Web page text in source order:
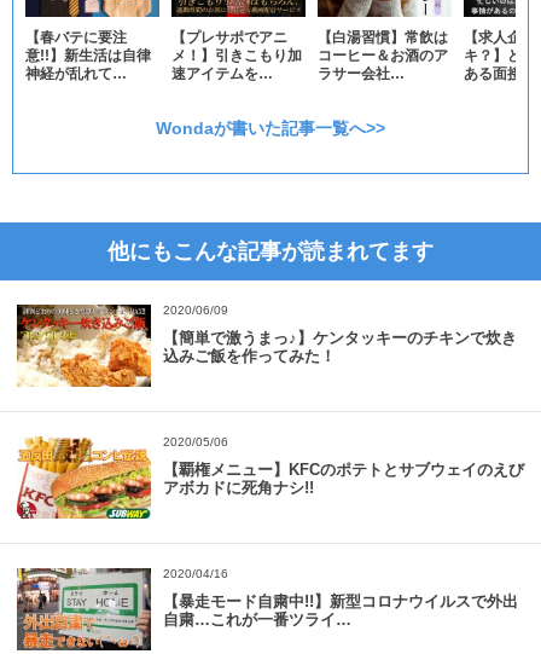
【春バテに要注
意!!】新生活は自律
神経が乱れて…
【プレサポでアニ
メ！】引きこもり加
速アイテムを…
【白湯習慣】常飲は
コーヒー＆お酒のア
ラサー会社…
【求人企
キ？】どの
ある面接
Wondaが書いた記事一覧へ>>
他にもこんな記事が読まれてます
2020/06/09
【簡単で激うまっ♪】ケンタッキーのチキンで炊き
込みご飯を作ってみた！
2020/05/06
【覇権メニュー】KFCのポテトとサブウェイのえび
アボカドに死角ナシ!!
2020/04/16
【暴走モード自粛中!!】新型コロナウイルスで外出
自粛…これが一番ツライ…